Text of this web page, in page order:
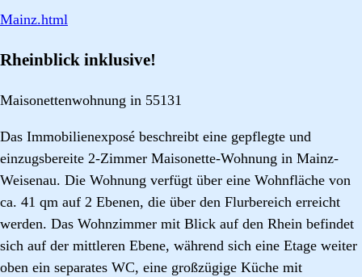
Mainz.html
Rheinblick inklusive!
Maisonettenwohnung in 55131
Das Immobilienexposé beschreibt eine gepflegte und
einzugsbereite 2-Zimmer Maisonette-Wohnung in Mainz-
Weisenau. Die Wohnung verfügt über eine Wohnfläche von
ca. 41 qm auf 2 Ebenen, die über den Flurbereich erreicht
werden. Das Wohnzimmer mit Blick auf den Rhein befindet
sich auf der mittleren Ebene, während sich eine Etage weiter
oben ein separates WC, eine großzügige Küche mit